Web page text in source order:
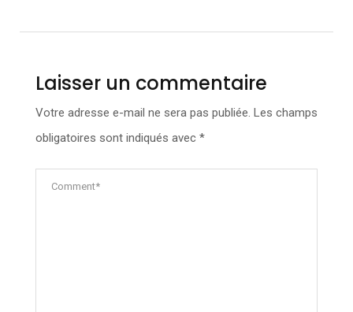
Laisser un commentaire
Votre adresse e-mail ne sera pas publiée. Les champs
obligatoires sont indiqués avec *